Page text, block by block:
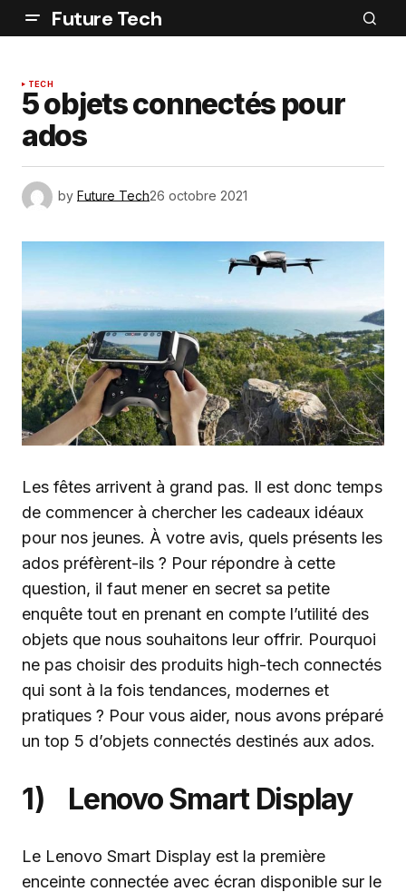
Future Tech
TECH
5 objets connectés pour
ados
by Future Tech26 octobre 2021
Les fêtes arrivent à grand pas. Il est donc temps
de commencer à chercher les cadeaux idéaux
pour nos jeunes. À votre avis, quels présents les
ados préfèrent-ils ? Pour répondre à cette
question, il faut mener en secret sa petite
enquête tout en prenant en compte l’utilité des
objets que nous souhaitons leur offrir. Pourquoi
ne pas choisir des produits high-tech connectés
qui sont à la fois tendances, modernes et
pratiques ? Pour vous aider, nous avons préparé
un top 5 d’objets connectés destinés aux ados.
1) Lenovo Smart Display
Le Lenovo Smart Display est la première
enceinte connectée avec écran disponible sur le